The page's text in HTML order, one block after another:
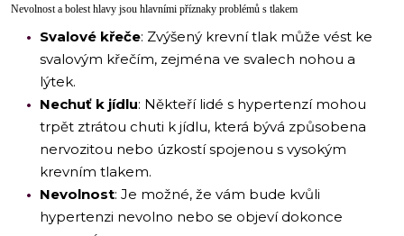
Nevolnost a bolest hlavy jsou hlavními příznaky problémů s tlakem
Svalové křeče: Zvýšený krevní tlak může vést ke
svalovým křečím, zejména ve svalech nohou a
lýtek.
Nechuť k jídlu: Někteří lidé s hypertenzí mohou
trpět ztrátou chuti k jídlu, která bývá způsobena
nervozitou nebo úzkostí spojenou s vysokým
krevním tlakem.
Nevolnost: Je možné, že vám bude kvůli
hypertenzi nevolno nebo se objeví dokonce